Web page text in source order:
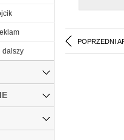
POPRZEDNI
dalszy